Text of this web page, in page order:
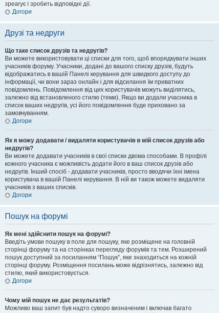
зреагує і зробить відповідні дії.
Догори
Друзі та недруги
Що таке список друзів та недругів?
Ви можете використовувати ці списки для того, щоб впорядкувати інших
учасників форуму. Учасники, додані до вашого списку друзів, будуть
відображатись в вашій Панелі керування для швидкого доступу до
інформації, чи вони зараз онлайн і для відсилання їм приватних
повідомлень. Повідомлення від цих користувачів можуть виділятись,
залежно від встановленого стилю (теми). Якщо ви додали учасника в
список ваших недругів, усі його повідомлення буде приховано за
замовчуванням.
Догори
Як я можу додавати / видаляти користувачів в мій список друзів або
недругів?
Ви можете додавати учасників в свої списки двома способами. В профілі
кожного учасника є можливість додати його в ваш список друзів або
недругів. Інший спосіб - додавати учасників, просто вводячи їхні імена
користувача в вашій Панелі керування. В ній ви також можете видаляти
учасників з ваших списків.
Догори
Пошук на форумі
Як мені здійснити пошук на форумі?
Введіть умови пошуку в поле для пошуку, яке розміщене на головній
сторінці форуму та на сторінках перегляду форумів та тем. Розширений
пошук доступний за посиланням “Пошук”, яке знаходиться на кожній
сторінці форуму. Розміщення посилань може відрізнятись, залежно від
стилю, який використовується.
Догори
Чому мій пошук не дає результатів?
Можливо ваш запит був надто суворо визначеним і включав багато